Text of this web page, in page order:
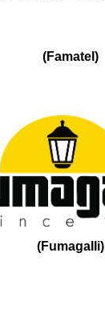
(Famatel )
(Fumagalli)